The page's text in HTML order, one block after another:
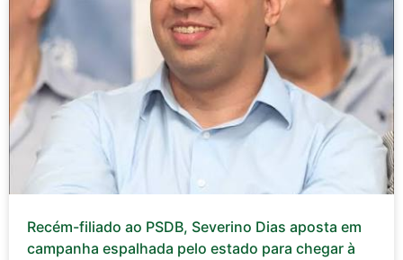
Recém-filiado ao PSDB, Severino Dias aposta em
campanha espalhada pelo estado para chegar à